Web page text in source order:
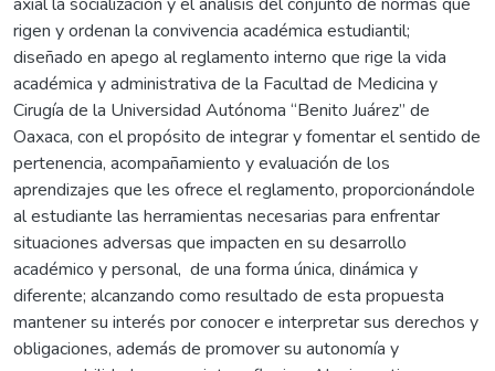
rigen y ordenan la convivencia académica estudiantil;
diseñado en apego al reglamento interno que rige la vida
académica y administrativa de la Facultad de Medicina y
Cirugía de la Universidad Autónoma “Benito Juárez” de
Oaxaca, con el propósito de integrar y fomentar el sentido de
pertenencia, acompañamiento y evaluación de los
aprendizajes que les ofrece el reglamento, proporcionándole
al estudiante las herramientas necesarias para enfrentar
situaciones adversas que impacten en su desarrollo
académico y personal, de una forma única, dinámica y
diferente; alcanzando como resultado de esta propuesta
mantener su interés por conocer e interpretar sus derechos y
obligaciones, además de promover su autonomía y